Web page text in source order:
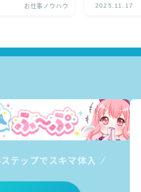
お仕事ノウハウ 2025.11.17
テップでスキマ体入